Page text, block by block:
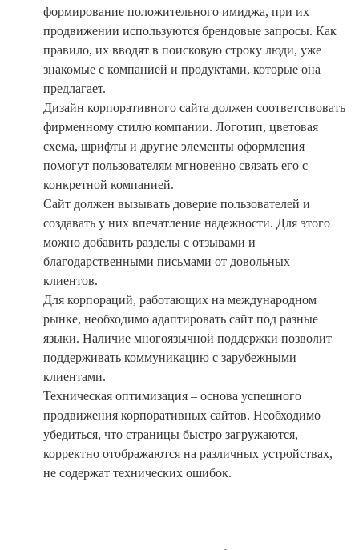
формирование положительного имиджа, при их
продвижении используются брендовые запросы. Как
правило, их вводят в поисковую строку люди, уже
знакомые с компанией и продуктами, которые она
предлагает.
Дизайн корпоративного сайта должен соответствовать
фирменному стилю компании. Логотип, цветовая
схема, шрифты и другие элементы оформления
помогут пользователям мгновенно связать его с
конкретной компанией.
Сайт должен вызывать доверие пользователей и
создавать у них впечатление надежности. Для этого
можно добавить разделы с отзывами и
благодарственными письмами от довольных
клиентов.
Для корпораций, работающих на международном
рынке, необходимо адаптировать сайт под разные
языки. Наличие многоязычной поддержки позволит
поддерживать коммуникацию с зарубежными
клиентами.
Техническая оптимизация – основа успешного
продвижения корпоративных сайтов. Необходимо
убедиться, что страницы быстро загружаются,
корректно отображаются на различных устройствах,
не содержат технических ошибок.